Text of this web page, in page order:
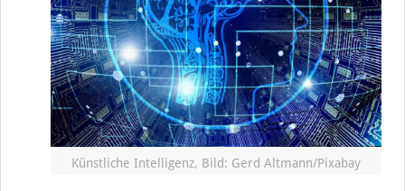
Künstliche Intelligenz, Bild: Gerd Altmann/Pixabay